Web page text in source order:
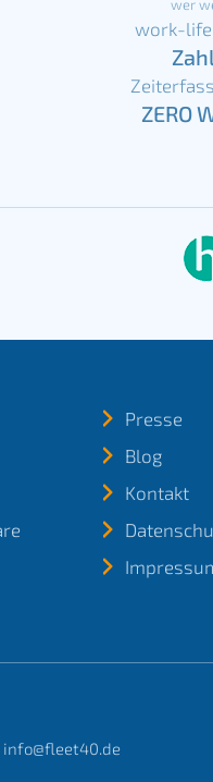
wer
work-
ZERO
Presse
Blog
Kontakt
info@fleet40.de